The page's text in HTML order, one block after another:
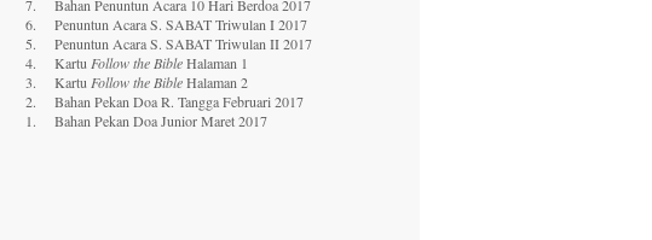
7.
Bahan Penuntun Acara 10 Hari Berdoa 2017
6.
Penuntun Acara S. SABAT Triwulan I 2017
5.
Penuntun Acara S. SABAT Triwulan II 2017
4.
Kartu Follow the BibleHalaman 1
3.
Kartu Follow the BibleHalaman 2
2.
Bahan Pekan Doa R. Tangga Februari 2017
1.
Bahan Pekan Doa Junior Maret 2017